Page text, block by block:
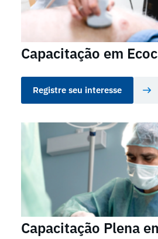
Capacitação em
Registre seu interesse
Capacitação Plena